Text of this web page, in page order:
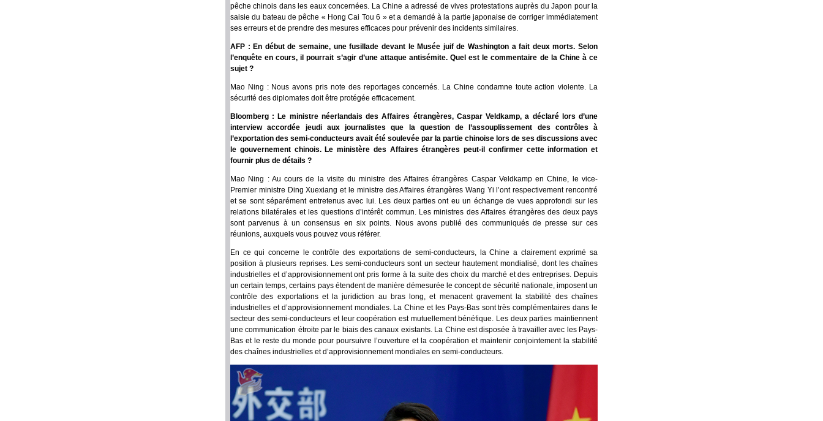
pêche chinois dans les eaux concernées. La Chine a adressé de vives protestations auprès du Japon pour la
saisie du bateau de pêche « Hong Cai Tou 6 » et a demandé à la partie japonaise de corriger immédiatement
ses erreurs et de prendre des mesures efficaces pour prévenir des incidents similaires.
AFP : En début de semaine, une fusillade devant le Musée juif de Washington a fait deux morts. Selon
l’enquête en cours, il pourrait s’agir d’une attaque antisémite. Quel est le commentaire de la Chine à ce
sujet ?
Mao Ning : Nous avons pris note des reportages concernés. La Chine condamne toute action violente. La
sécurité des diplomates doit être protégée efficacement.
Bloomberg : Le ministre néerlandais des Affaires étrangères, Caspar Veldkamp, a déclaré lors d’une
interview accordée jeudi aux journalistes que la question de l’assouplissement des contrôles à
l’exportation des semi-conducteurs avait été soulevée par la partie chinoise lors de ses discussions avec
le gouvernement chinois. Le ministère des Affaires étrangères peut-il confirmer cette information et
fournir plus de détails ?
Mao Ning : Au cours de la visite du ministre des Affaires étrangères Caspar Veldkamp en Chine, le vice-
Premier ministre Ding Xuexiang et le ministre des Affaires étrangères Wang Yi l’ont respectivement rencontré
et se sont séparément entretenus avec lui. Les deux parties ont eu un échange de vues approfondi sur les
relations bilatérales et les questions d’intérêt commun. Les ministres des Affaires étrangères des deux pays
sont parvenus à un consensus en six points. Nous avons publié des communiqués de presse sur ces
réunions, auxquels vous pouvez vous référer.
En ce qui concerne le contrôle des exportations de semi-conducteurs, la Chine a clairement exprimé sa
position à plusieurs reprises. Les semi-conducteurs sont un secteur hautement mondialisé, dont les chaînes
industrielles et d’approvisionnement ont pris forme à la suite des choix du marché et des entreprises. Depuis
un certain temps, certains pays étendent de manière démesurée le concept de sécurité nationale, imposent un
contrôle des exportations et la juridiction au bras long, et menacent gravement la stabilité des chaînes
industrielles et d’approvisionnement mondiales. La Chine et les Pays-Bas sont très complémentaires dans le
secteur des semi-conducteurs et leur coopération est mutuellement bénéfique. Les deux parties maintiennent
une communication étroite par le biais des canaux existants. La Chine est disposée à travailler avec les Pays-
Bas et le reste du monde pour poursuivre l’ouverture et la coopération et maintenir conjointement la stabilité
des chaînes industrielles et d’approvisionnement mondiales en semi-conducteurs.